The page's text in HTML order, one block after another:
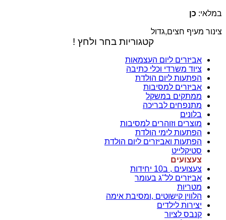
במלאי: כן
צינור מעיף חצים,גדול
קטגוריות בחר ולחץ !
אביזרים ליום העצמאות
ציוד משרדי וכלי כתיבה
הפתעות ליום הולדת
אביזרים למסיבות
ממתקים במשקל
מתנפחים לבריכה
בלונים
מוצרים וזוהרים למסיבות
הפתעות לימי הולדת
הפתעות ואביזרים ליום הולדת
סטיקלייט
צעצועים
צעצועים , ב10 יחידות
אביזרים לל"ג בעומר
מטריות
הלווין קישוטים ,ומסיבת אימה
יצירות לילדים
קנבס לציור